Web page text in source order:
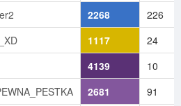
2268
226
1117
24
4139
10
2681
91